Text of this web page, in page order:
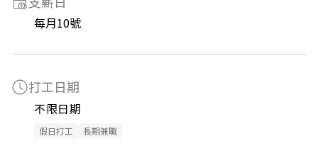
每月10號
打工日期
不限日期
假日打工 長期兼職